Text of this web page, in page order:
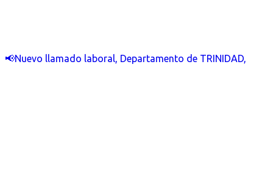
📢Nuevo llamado laboral, Departamento de TRINIDAD,